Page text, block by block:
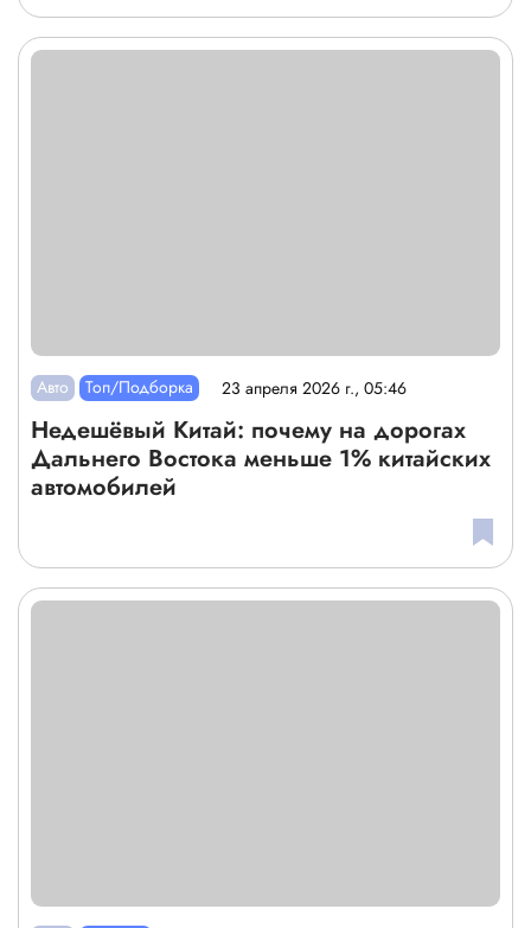
Авто Топ/Подборка 23 апреля 2026 г., 05:46
Недешёвый Китай: почему на дорогах
Дальнего Востока меньше 1% китайских
автомобилей